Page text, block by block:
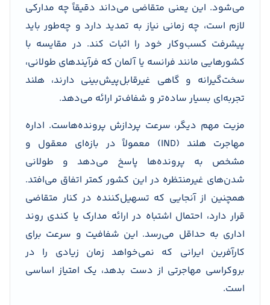
می‌شود. این یعنی متقاضی می‌داند دقیقاً چه مدارکی
لازم است، چه زمانی نیاز به تمدید دارد و چه‌طور باید
پیشرفت کسب‌وکار خود را اثبات کند. در مقایسه با
کشورهایی مانند فرانسه یا آلمان که فرآیندهای طولانی،
سخت‌گیرانه و گاهی غیرقابل‌پیش‌بینی دارند، هلند
تجربه‌ای بسیار ساده‌تر و شفاف‌تر ارائه می‌دهد.
مزیت مهم دیگر، سرعت پردازش پرونده‌هاست. اداره
مهاجرت هلند (IND) معمولاً در بازه‌ای معقول و
مشخص به پرونده‌ها پاسخ می‌دهد و طولانی
شدن‌های غیرمنتظره در این کشور کمتر اتفاق می‌افتد.
همچنین از آنجایی که تسهیل‌کننده در کنار متقاضی
قرار دارد، احتمال اشتباه در ارائه مدارک یا کندی روند
اداری به حداقل می‌رسد. این شفافیت و سرعت برای
کارآفرین ایرانی که نمی‌خواهد زمان زیادی را در
بروکراسی مهاجرتی از دست بدهد، یک امتیاز اساسی
است.